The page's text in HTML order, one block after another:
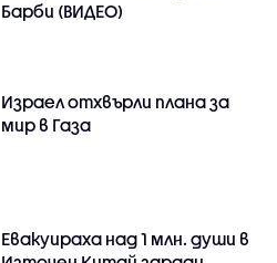
Барби (ВИДЕО)
Израел отхвърли плана за
мир в Газа
Евакуираха над 1 млн. души в